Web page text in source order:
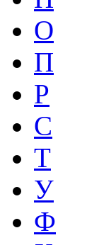
О
П
Р
С
Т
У
Ф